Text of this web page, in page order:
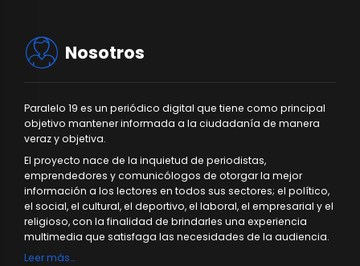
Nosotros
Paralelo 19 es un periódico digital que tiene como principal
objetivo mantener informada a la ciudadanía de manera
veraz y objetiva.
El proyecto nace de la inquietud de periodistas,
emprendedores y comunicólogos de otorgar la mejor
información a los lectores en todos sus sectores; el político,
el social, el cultural, el deportivo, el laboral, el empresarial y el
religioso, con la finalidad de brindarles una experiencia
multimedia que satisfaga las necesidades de la audiencia.
Leer más…